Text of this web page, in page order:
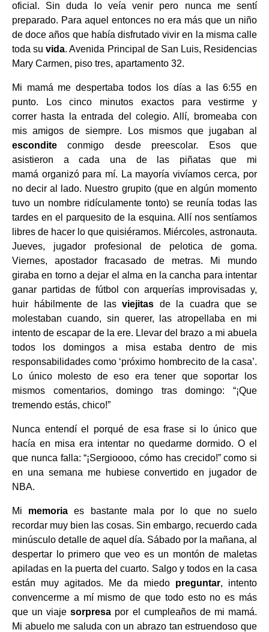
oficial. Sin duda lo veía venir pero nunca me sentí
preparado. Para aquel entonces no era más que un niño
de doce años que había disfrutado vivir en la misma calle
toda suvida. Avenida Principal de San Luis, Residencias
Mary Carmen, piso tres, apartamento 32.
Mi mamá me despertaba todos los días a las 6:55 en
punto. Los cinco minutos exactos para vestirme y
correr hasta la entrada del colegio. Allí, bromeaba con
mis amigos de siempre. Los mismos que jugaban al
escondite conmigo desde preescolar. Esos que
asistieron a cada una de las piñatas que mi
mamá organizó para mí. La mayoría vivíamos cerca, por
no decir al lado. Nuestro grupito (que en algún momento
tuvo un nombre ridículamente tonto) se reunía todas las
tardes en el parquesito de la esquina. Allí nos sentíamos
libres de hacer lo que quisiéramos. Miércoles, astronauta.
Jueves, jugador profesional de pelotica de goma.
Viernes, apostador fracasado de metras. Mi mundo
giraba en torno a dejar el alma en la cancha para intentar
ganar partidas de fútbol con arquerías improvisadas y,
huir hábilmente de lasviejitas de la cuadra que se
molestaban cuando, sin querer, las atropellaba en mi
intento de escapar de la ere. Llevar del brazo a mi abuela
todos los domingos a misa estaba dentro de mis
responsabilidades como ‘próximo hombrecito de la casa’.
Lo único molesto de eso era tener que soportar los
mismos comentarios, domingo tras domingo: “¡Que
tremendo estás, chico!”
Nunca entendí el porqué de esa frase si lo único que
hacía en misa era intentar no quedarme dormido. O el
que nunca falla: “¡Sergioooo, cómo has crecido!” como si
en una semana me hubiese convertido en jugador de
NBA.
Mi memoria es bastante mala por lo que no suelo
recordar muy bien las cosas. Sin embargo, recuerdo cada
minúsculo detalle de aquel día. Sábado por la mañana, al
despertar lo primero que veo es un montón de maletas
apiladas en la puerta del cuarto. Salgo y todos en la casa
están muy agitados. Me da miedo preguntar, intento
convencerme a mí mismo de que todo esto no es más
que un viajesorpresa por el cumpleaños de mi mamá.
Mi abuelo me saluda con un abrazo tan estruendoso que